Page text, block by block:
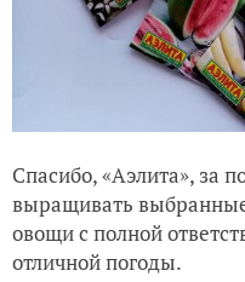
Спасибо, «Аэлита», за
выращивать
овощи с полной
отличной погоды.